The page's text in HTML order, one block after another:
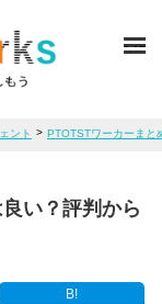
ント > PTOTSTワーカーまと
い？評判から
B!